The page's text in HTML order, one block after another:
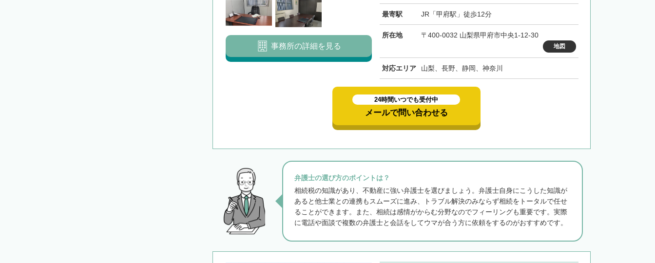
最寄駅 JR「甲府駅」徒歩12分
所在地 〒400-0032 山梨県甲府市中央1-12-30
地図
対応エリア 山梨、長野、静岡、神奈川
事務所の詳細を見る
24時間いつでも受付中
メールで問い合わせる
弁護士の選び方のポイントは？
相続税の知識があり、不動産に強い弁護士を選びましょう。弁護士自身にこうした知識が
あると他士業との連携もスムーズに進み、トラブル解決のみならず相続をトータルで任せ
ることができます。また、相続は感情がからむ分野なのでフィーリングも重要です。実際
に電話や面談で複数の弁護士と会話をしてウマが合う方に依頼をするのがおすすめです。